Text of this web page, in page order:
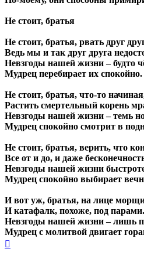
Не стоит, братья
Не стоит, братья, рвать друг
Ведь мы и так друг друга
Невзгоды нашей жизни – будто
Мудрец перебирает их спокойно.
Не стоит, братья, что-то
Растить смертельный корень
Невзгоды нашей жизни – темь
Мудрец спокойно смотрит в
Не стоит, братья, верить, что
Все от и до, и даже
Невзгоды нашей жизни
Мудрец спокойно выбирает
И вот уж, братья, на лице
И катафалк, похоже, под парами.
Невзгоды нашей жизни – лишь
Мудрец с молитвой двигает